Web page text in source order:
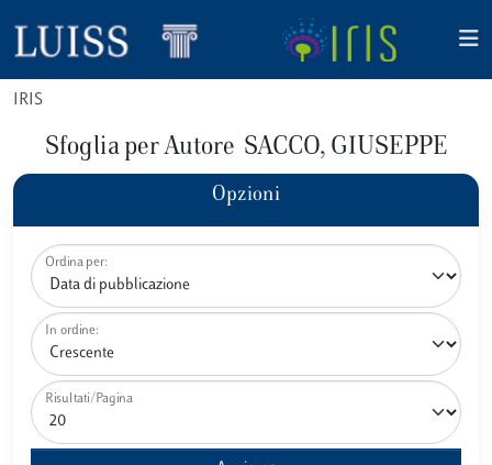
IRIS
Sfoglia per Autore SACCO, GIUSEPPE
Opzioni
Ordina per:
In ordine:
Risultati/Pagina